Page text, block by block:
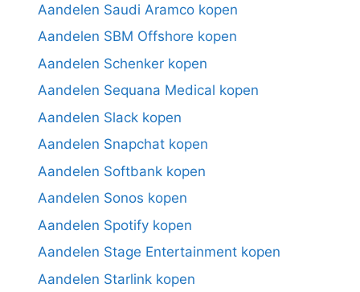
Aandelen Saudi Aramco kopen
Aandelen SBM Offshore kopen
Aandelen Schenker kopen
Aandelen Sequana Medical kopen
Aandelen Slack kopen
Aandelen Snapchat kopen
Aandelen Softbank kopen
Aandelen Sonos kopen
Aandelen Spotify kopen
Aandelen Stage Entertainment kopen
Aandelen Starlink kopen